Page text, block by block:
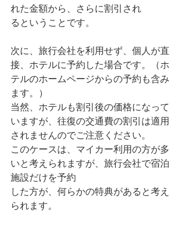
れた金額から、さらに割引され
るということです。
次に、旅行会社を利用せず、個人が直
接、ホテルに予約した場合です。（ホ
テルのホームページからの予約も含み
ます。）
当然、ホテルも割引後の価格になって
いますが、往復の交通費の割引は適用
されませんのでご注意ください。
このケースは、マイカー利用の方が多
いと考えられますが、旅行会社で宿泊
施設だけを予約
した方が、何らかの特典があると考え
られます。